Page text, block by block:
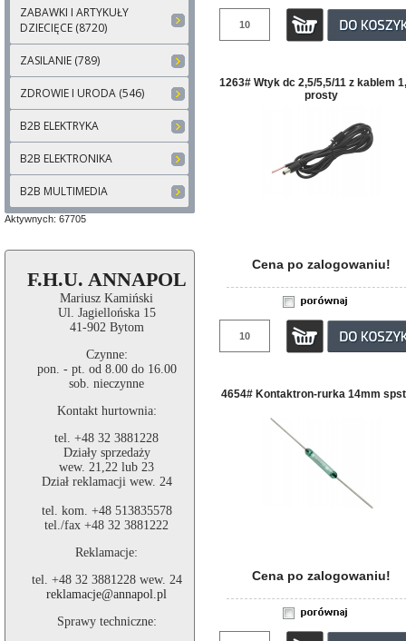
ZABAWKI I ARTYKUŁY
DZIECIĘCE (8720)
ZASILANIE (789)
ZDROWIE I URODA (546)
B2B ELEKTRYKA
B2B ELEKTRONIKA
B2B MULTIMEDIA
Aktywnych: 67705
F.H.U. ANNAPOL
Mariusz Kamiński
Ul. Jagiellońska 15
41-902 Bytom
Czynne:
pon. - pt. od 8.00 do 16.00
sob. nieczynne
Kontakt hurtownia:
tel. +48 32 3881228
Działy sprzedaży
wew. 21,22 lub 23
Dział reklamacji wew. 24
tel. kom. +48 513835578
tel./fax +48 32 3881222
Reklamacje:
tel. +48 32 3881228 wew. 24
reklamacje@annapol.pl
Sprawy techniczne:
1263# Wtyk dc 2,5/5,5/11 z kablem
prosty
Cena po zalogowaniu!
4654# Kontaktron-rurka 14mm
Cena po zalogowaniu!